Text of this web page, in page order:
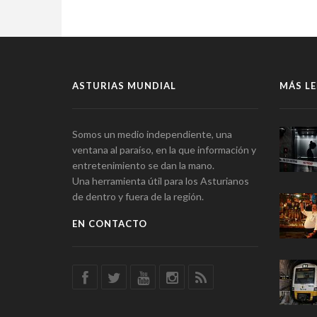
ASTURIAS MUNDIAL
Somos un medio independiente, una
ventana al paraíso, en la que información y
entretenimiento se dan la mano.
Una herramienta útil para los Asturianos
de dentro y fuera de la región.
EN CONTACTO
MÁS